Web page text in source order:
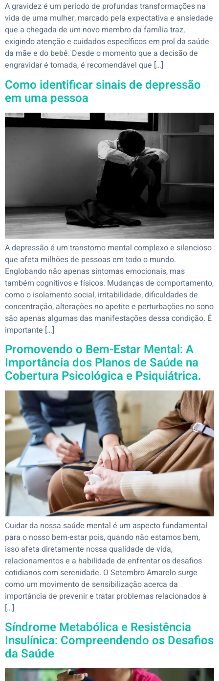
A gravidez é um período de profundas transformações na
vida de uma mulher, marcado pela expectativa e ansiedade
que a chegada de um novo membro da família traz,
exigindo atenção e cuidados específicos em prol da saúde
da mãe e do bebê. Desde o momento que a decisão de
engravidar é tomada, é recomendável que […]
Como identificar sinais de depressão
em uma pessoa
A depressão é um transtorno mental complexo e silencioso
que afeta milhões de pessoas em todo o mundo.
Englobando não apenas sintomas emocionais, mas
também cognitivos e físicos. Mudanças de comportamento,
como o isolamento social, irritabilidade, dificuldades de
concentração, alterações no apetite e perturbações no sono
são apenas algumas das manifestações dessa condição. É
importante […]
Promovendo o Bem-Estar Mental: A
Importância dos Planos de Saúde na
Cobertura Psicológica e Psiquiátrica.
Cuidar da nossa saúde mental é um aspecto fundamental
para o nosso bem-estar pois, quando não estamos bem,
isso afeta diretamente nossa qualidade de vida,
relacionamentos e a habilidade de enfrentar os desafios
cotidianos com serenidade. O Setembro Amarelo surge
como um movimento de sensibilização acerca da
importância de prevenir e tratar problemas relacionados à
[…]
Síndrome Metabólica e Resistência
Insulínica: Compreendendo os Desafios
da Saúde